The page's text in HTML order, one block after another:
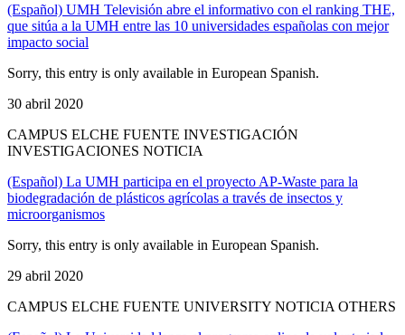
(Español) UMH Televisión abre el informativo con el ranking THE,
que sitúa a la UMH entre las 10 universidades españolas con mejor
impacto social
Sorry, this entry is only available in European Spanish.
30 abril 2020
CAMPUS ELCHE FUENTE INVESTIGACIÓN
INVESTIGACIONES NOTICIA
(Español) La UMH participa en el proyecto AP-Waste para la
biodegradación de plásticos agrícolas a través de insectos y
microorganismos
Sorry, this entry is only available in European Spanish.
29 abril 2020
CAMPUS ELCHE FUENTE UNIVERSITY NOTICIA OTHERS